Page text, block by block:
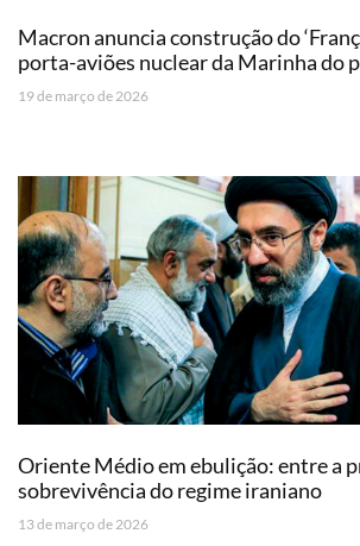
Macron anuncia construção do
porta-aviões nuclear da Marinha do
19 de março de 2026
Oriente Médio em ebulição: entre a
sobrevivência do regime iraniano
13 de março de 2026